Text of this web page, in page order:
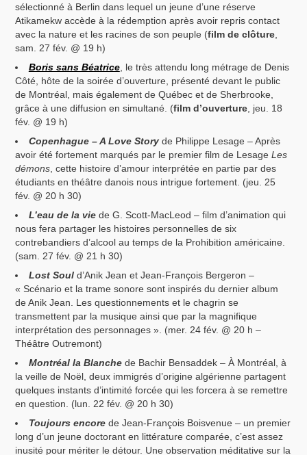
sélectionné à Berlin dans lequel un jeune d’une réserve
Atikamekw accède à la rédemption après avoir repris contact
avec la nature et les racines de son peuple (film de clôture
sam. 27 fév. @ 19 h)
Boris sans Béatrice, le très attendu long métrage de Denis
Côté, hôte de la soirée d’ouverture, présenté devant le public
de Montréal, mais également de Québec et de Sherbrooke,
grâce à une diffusion en simultané. (film d’ouverture , jeu. 18
fév. @ 19 h)
Copenhague – A Love Storyde Philippe Lesage – Après
avoir été fortement marqués par le premier film de LesageLes
démons , cette histoire d’amour interprétée en partie par des
étudiants en théâtre danois nous intrigue fortement. (jeu. 25
fév. @ 20 h 30)
L’eau de la viede G. Scott-MacLeod – film d’animation qui
nous fera partager les histoires personnelles de six
contrebandiers d’alcool au temps de la Prohibition américaine.
(sam. 27 fév. @ 21 h 30)
Lost Sould’Anik Jean et Jean-François Bergeron –
« Scénario et la trame sonore sont inspirés du dernier album
de Anik Jean. Les questionnements et le chagrin se
transmettent par la musique ainsi que par la magnifique
interprétation des personnages ». (mer. 24 fév. @ 20 h –
Théâtre Outremont)
Montréal la Blanchede Bachir Bensaddek – À Montréal, à
la veille de Noël, deux immigrés d’origine algérienne partagent
quelques instants d’intimité forcée qui les forcera à se remettre
en question. (lun. 22 fév. @ 20 h 30)
Toujours encorede Jean-François Boisvenue – un premier
long d’un jeune doctorant en littérature comparée, c’est assez
inusité pour mériter le détour. Une observation méditative sur la